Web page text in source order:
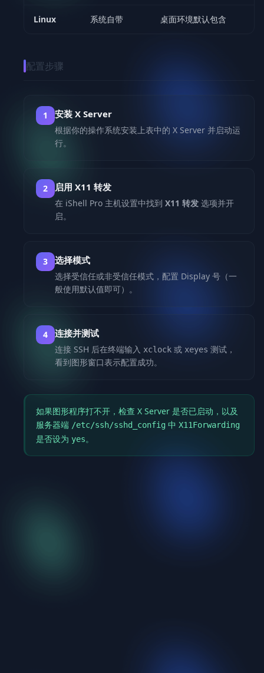
Linux 系统自带 桌面环境默认包含
配置步骤
安装 X Server
根据你的操作系统安装上表中的 X Server 并启动运
行。
启用 X11 转发
在 iShell Pro 主机设置中找到 X11 转发 选项并开
启。
选择模式
选择受信任或非受信任模式，配置 Display 号（一
般使用默认值即可）。
连接并测试
连接 SSH 后在终端输入 xclock 或 xeyes 测试，
看到图形窗口表示配置成功。
如果图形程序打不开，检查 X Server 是否已启动，以及
服务器端 /etc/ssh/sshd_config 中 X11Forwarding
是否设为 yes。